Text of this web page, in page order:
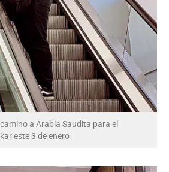
a Arabia Saudita para el
este 3 de enero